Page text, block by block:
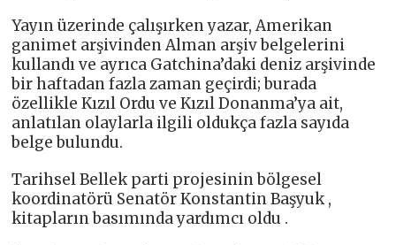
Yayın üzerinde çalışırken yazar, Amerikan
ganimet arşivinden Alman arşiv belgelerini
kullandı ve ayrıca Gatchina’daki deniz arşivinde
bir haftadan fazla zaman geçirdi; burada
özellikle Kızıl Ordu ve Kızıl Donanma’ya ait,
anlatılan olaylarla ilgili oldukça fazla sayıda
belge bulundu.
Tarihsel Bellek parti projesinin bölgesel
koordinatörü Senatör Konstantin Başyuk ,
kitapların basımında yardımcı oldu .